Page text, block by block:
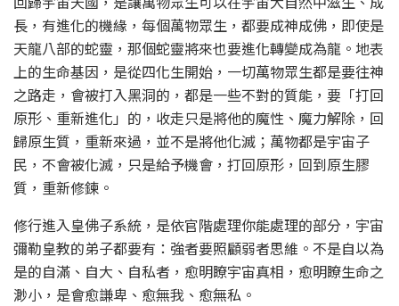
長，有進化的機緣，每個萬物眾生，都要成神成佛，即使是
天龍八部的蛇靈，那個蛇靈將來也要進化轉變成為龍。地表
上的生命基因，是從四化生開始，一切萬物眾生都是要往神
之路走，會被打入黑洞的，都是一些不對的質能，要「打回
原形、重新進化」的，收走只是將他的魔性、魔力解除，回
歸原生質，重新來過，並不是將他化滅；萬物都是宇宙子
民，不會被化滅，只是給予機會，打回原形，回到原生膠
質，重新修鍊。
修行進入皇佛子系統，是依官階處理你能處理的部分，宇宙
彌勒皇教的弟子都要有：強者要照顧弱者思維。不是自以為
是的自滿、自大、自私者，愈明瞭宇宙真相，愈明瞭生命之
渺小，是會愈謙卑、愈無我、愈無私。